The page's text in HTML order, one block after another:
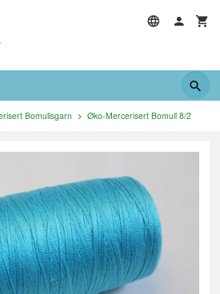
Bomullsgarn Øko-Mercerisert Bomull 8/2